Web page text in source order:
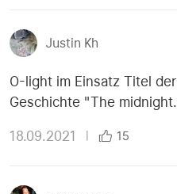
Justin Kh
O-light im Einsatz Titel der
Geschichte "The midnight
18.09.2021 15